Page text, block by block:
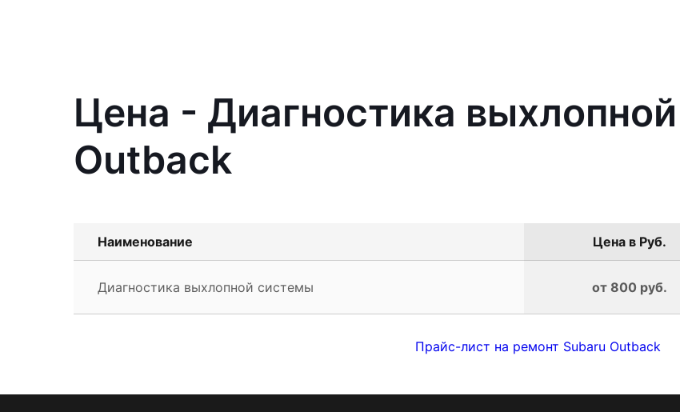
Цена - Диагностика
Outback
Наименование Цена в Руб.
Диагностика выхлопной системы от 800 руб.
Прайс-лист на ремонт Subaru Outback